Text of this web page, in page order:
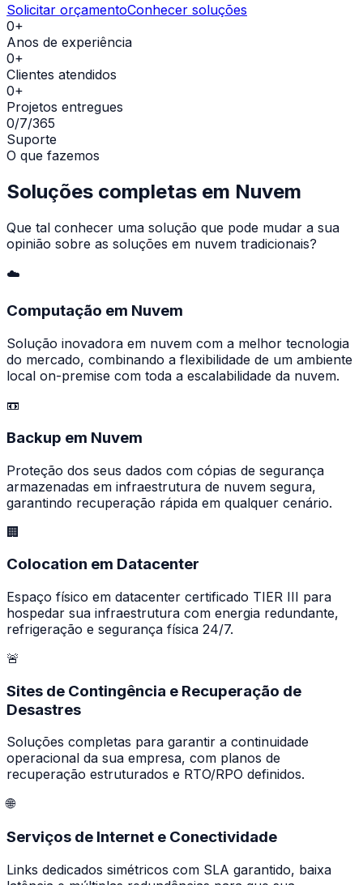
Solicitar orçamentoConhecer soluções
0+
Anos de experiência
0+
Clientes atendidos
0+
Projetos entregues
0/7/365
Suporte
O que fazemos
Soluções completas em Nuvem
Que tal conhecer uma solução que pode mudar a sua
opinião sobre as soluções em nuvem tradicionais?
☁️
Computação em Nuvem
Solução inovadora em nuvem com a melhor tecnologia
do mercado, combinando a flexibilidade de um ambiente
local on-premise com toda a escalabilidade da nuvem.
📼
Backup em Nuvem
Proteção dos seus dados com cópias de segurança
armazenadas em infraestrutura de nuvem segura,
garantindo recuperação rápida em qualquer cenário.
🏢
Colocation em Datacenter
Espaço físico em datacenter certificado TIER III para
hospedar sua infraestrutura com energia redundante,
refrigeração e segurança física 24/7.
🚨
Sites de Contingência e Recuperação de
Desastres
Soluções completas para garantir a continuidade
operacional da sua empresa, com planos de
recuperação estruturados e RTO/RPO definidos.
🌐
Serviços de Internet e Conectividade
Links dedicados simétricos com SLA garantido, baixa